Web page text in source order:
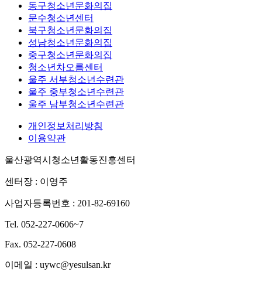
동구청소년문화의집
문수청소년센터
북구청소년문화의집
성남청소년문화의집
중구청소년문화의집
청소년차오름센터
울주 서부청소년수련관
울주 중부청소년수련관
울주 남부청소년수련관
개인정보처리방침
이용약관
울산광역시청소년활동진흥센터
센터장 : 이영주
사업자등록번호 : 201-82-69160
Tel. 052-227-0606~7
Fax. 052-227-0608
이메일 : uywc@yesulsan.kr